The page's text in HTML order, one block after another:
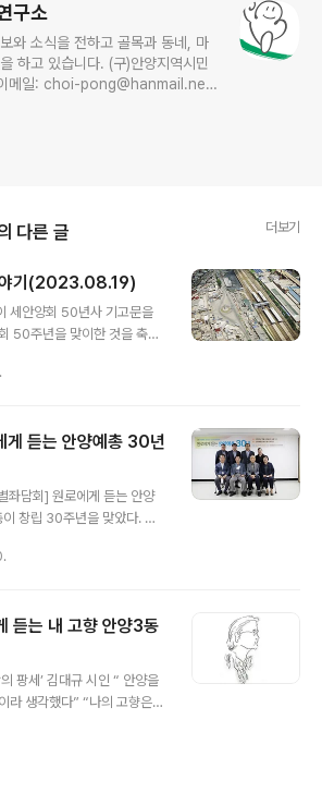
구소
와 소식을 전하고 골목과 동네, 마
이메일: choi-pong@hanmail.net
다른 글 더보기
야기(2023.08.19)
세안양회 50년사 기고문을
50주년을 맞이한 것을 축하
버님이시였기에 하고 싶었던
단지에서 현대툴파크를 창업
시 당진에 툴파크 자재 물류
몰을 본사에 두며 전국을 무
품을 신속 정확하게 공급하
는 사업체가 되었습니다. 1.
촌이었던 안양은 일제가 경
듣는 안양예총 30년
좌담회] 원로에게 듣는 안양
창립 30주년을 맞았다. 이
통해 그동안 지역 문화예술
예술을 위해 나아가야할 방향
아 안양예총 30년사에 담아
년 9월 24일(목) 오후3시 ◦
담 자 : 이재옥 안양예총 회장
희진 안양국악협회 고문, 천
듣는 내 고향 안양3동
팡세’ 김대규 시인 “ 안양을
라 생각했다” “나의 고향은
엽서 - 이 시를 읽으면 가을